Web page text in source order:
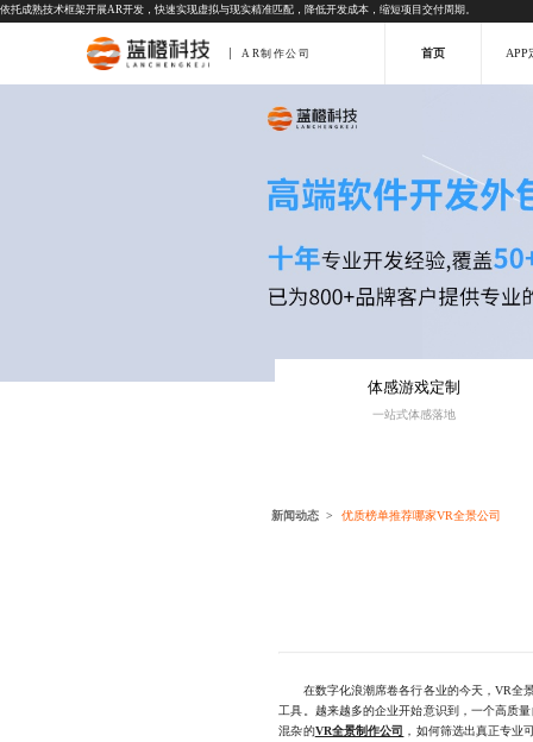
依托成熟技术框架开展AR开发，快速实现虚拟与现实精准匹配，降低开发成本，缩短项目交付周期。
AR制作公司 首页 APP
体感游戏定制
一站式体感落地
新闻动态 优质榜单推荐哪家VR全景公司
在数字化浪潮席卷各行各业的今天，VR全景
工具。越来越多的企业开始意识到，一个高质
混杂的VR全景制作公司
，如何筛选出真正专